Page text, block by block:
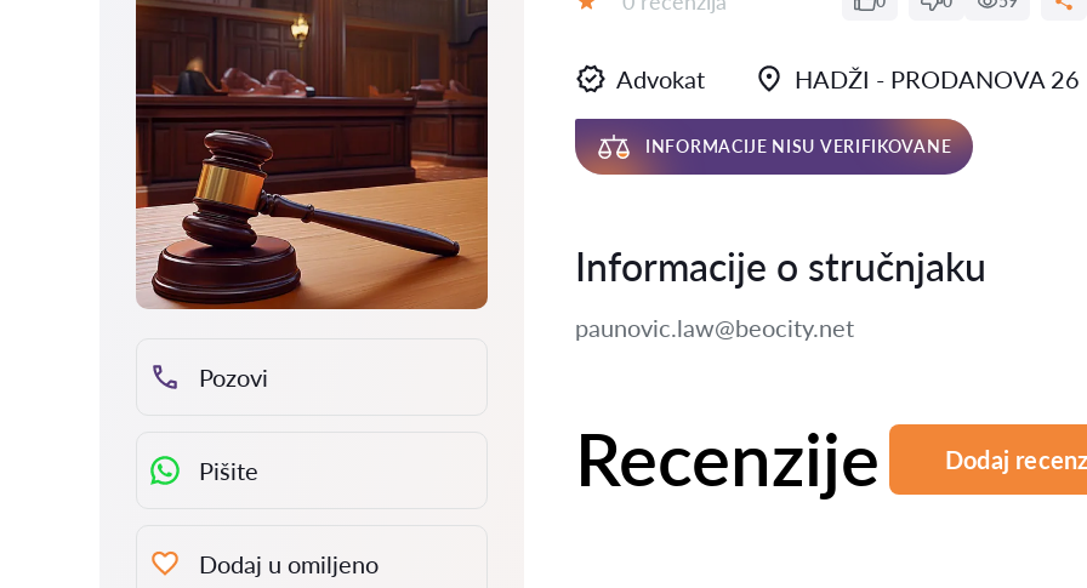
Pozovi
Pišite
Dodaj u omiljeno
Advokat HADŽI - PRODANOVA 26
INFORMACIJE NISU VERIFIKOVANE
Informacije o stručnjaku
paunovic.law@beocity.net
Recenzije Dodaj